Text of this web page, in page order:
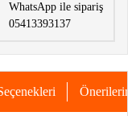
WhatsApp ile sipariş
05413393137
Önerileriniz